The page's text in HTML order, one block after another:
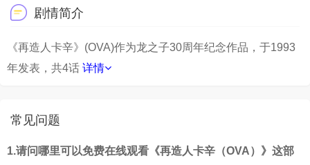
剧情简介
《再造人卡辛》(OVA)作为龙之子30周年纪念作品，于1993
年发表，共4话 详情
常见问题
1.请问哪里可以免费在线观看《再造人卡辛（OVA）》这部